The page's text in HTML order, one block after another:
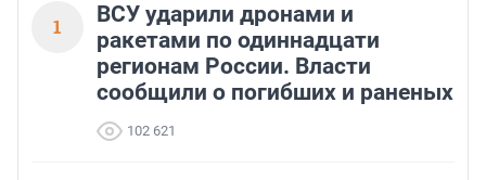
1
ВСУ ударили дронами и
ракетами по одиннадцати
регионам России. Власти
сообщили о погибших и раненых
102 621